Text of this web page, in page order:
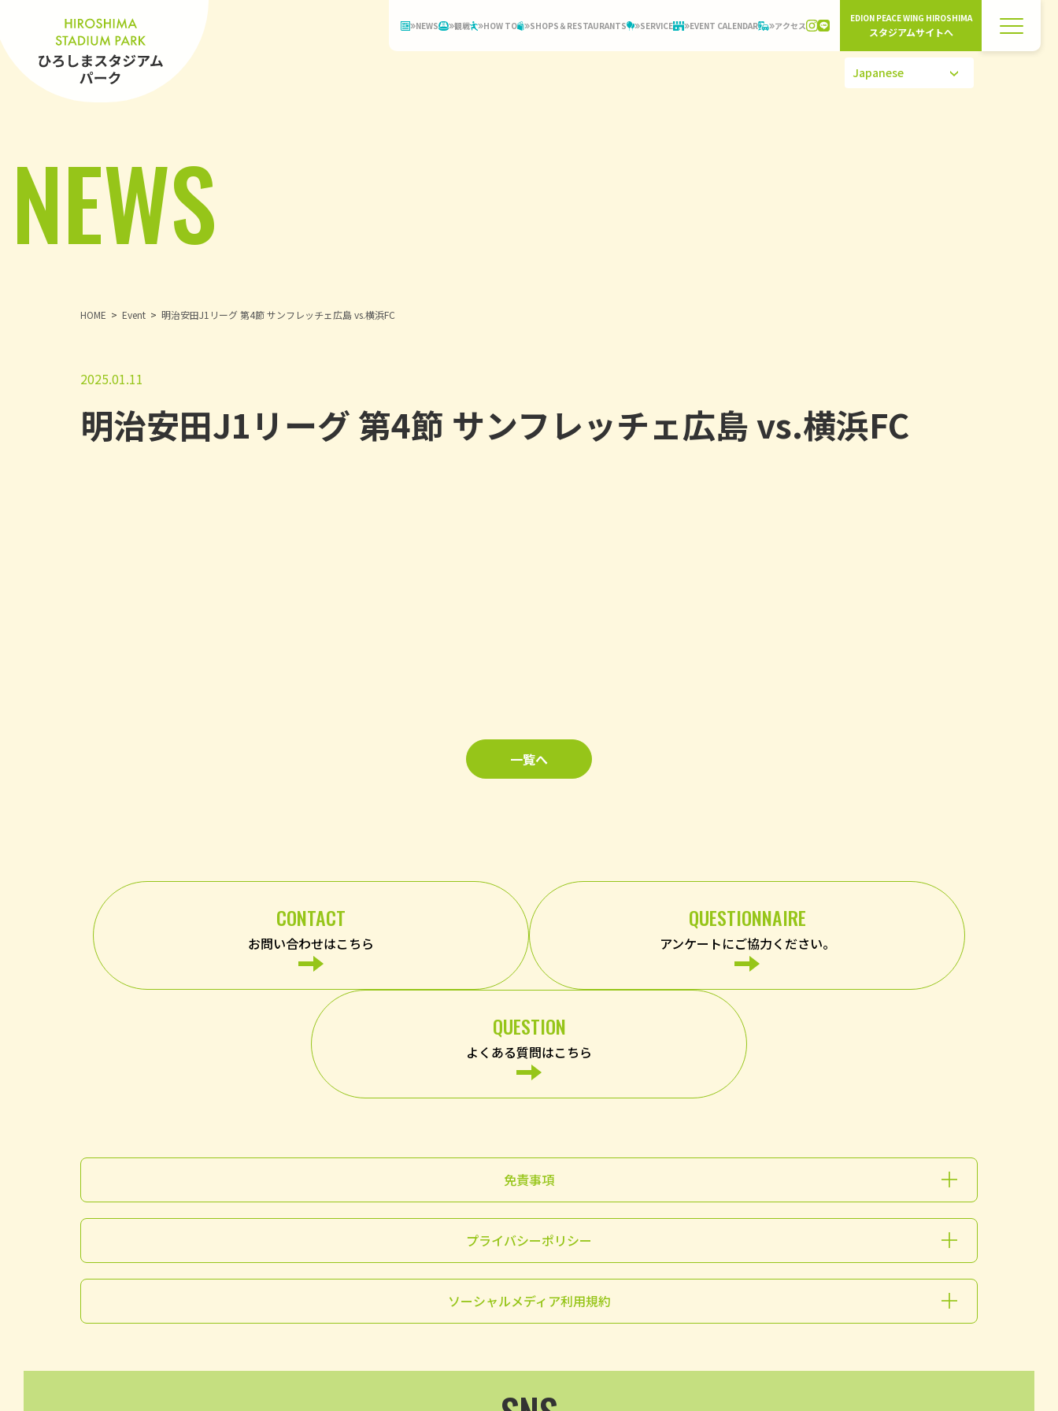
NEWS 観戦 HOW TO SHOPS＆RESTAURANTS SERVICE EVENT CALENDAR アクセス
EDION PEACE WING HIROSHIMA
スタジアムサイトへ
NEWS
HOME Event 明治安田J1リーグ 第4節 サンフレッチェ広島 vs.横浜FC
2025.01.11
明治安田J1リーグ 第4節 サンフレッチェ広島 vs.横浜FC
一覧へ
CONTACT
お問い合わせはこちら
QUESTIONNAIRE
アンケートにご協力ください。
QUESTION
よくある質問はこちら
免責事項
プライバシーポリシー
ソーシャルメディア利用規約